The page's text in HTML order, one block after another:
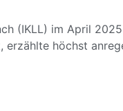
(IKLL) im April
erzählte höchst